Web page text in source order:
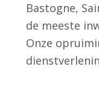
Bastogne,
de meeste
Onze